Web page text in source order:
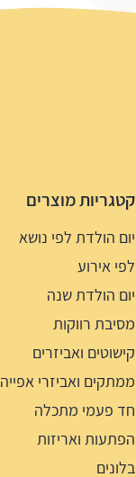
קטגריות מוצרים
יום הולדת לפי נושא
לפי אירוע
יום הולדת שנה
מסיבת רווקות
קישוטים ואביזרים
ממתקים ואביזרי אפייה
חד פעמי מתכלה
הפתעות ואריזות
בלונים